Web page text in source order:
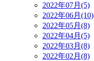
2022年07月(5)
2022年06月(10)
2022年05月(8)
2022年04月(5)
2022年03月(8)
2022年02月(8)